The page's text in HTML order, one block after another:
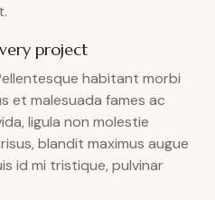
project
habitant morbi
et malesuada fames ac
ligula non molestie
blandit maximus augue
id mi tristique, pulvinar